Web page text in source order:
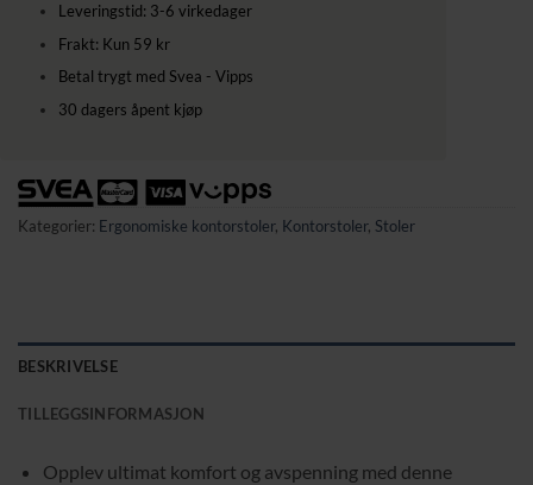
Leveringstid: 3-6 virkedager
Frakt: Kun 59 kr
Betal trygt med Svea - Vipps
30 dagers åpent kjøp
Kategorier: Ergonomiske kontorstoler, Kontorstoler, Stoler
BESKRIVELSE
TILLEGGSINFORMASJON
Opplev ultimat komfort og avspenning med denne